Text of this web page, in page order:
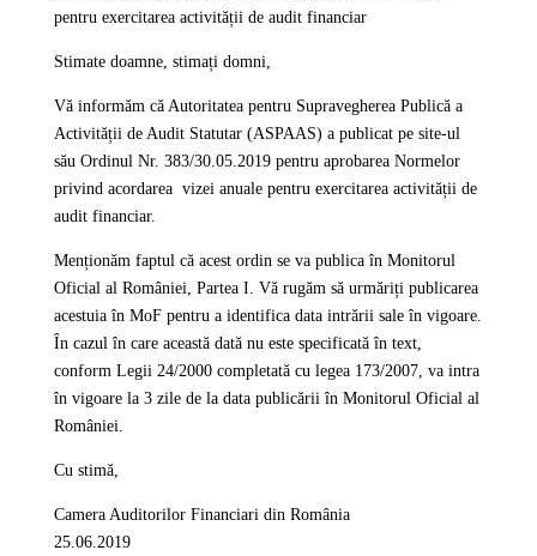
pentru exercitarea activității de audit financiar
Stimate doamne, stimați domni,
Vă informăm că Autoritatea pentru Supravegherea Publică a
Activității de Audit Statutar (ASPAAS) a publicat pe site-ul
său Ordinul Nr. 383/30.05.2019 pentru aprobarea Normelor
privind acordarea vizei anuale pentru exercitarea activității de
audit financiar.
Menționăm faptul că acest ordin se va publica în Monitorul
Oficial al României, Partea I. Vă rugăm să urmăriți publicarea
acestuia în MoF pentru a identifica data intrării sale în vigoare.
În cazul în care această dată nu este specificată în text,
conform Legii 24/2000 completată cu legea 173/2007, va intra
în vigoare la 3 zile de la data publicării în Monitorul Oficial al
României.
Cu stimă,
Camera Auditorilor Financiari din România
25.06.2019